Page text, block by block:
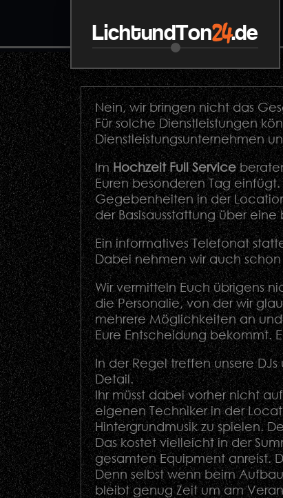
LichtundTon24.de
Nein, wir bringen nicht das
Für solche Dienstleistungen
Dienstleistungsunternehmen
ImHochzeit Full Service
Euren besonderen Tag
Gegebenheiten in der
der Basisausstattung über
Ein informatives Telefonat
Dabei nehmen wir auch
Wir vermitteln Euch übrigens
die Personalie, von der wir
mehrere Möglichkeiten an
Eure Entscheidung bekommt.
In der Regel treffen unsere
Detail.
Ihr müsst dabei vorher nicht
eigenen Techniker in der
Hintergrundmusik zu spielen.
Das kostet vielleicht in der
gesamten Equipment anreist.
Denn selbst wenn beim
bleibt genug Zeit um am